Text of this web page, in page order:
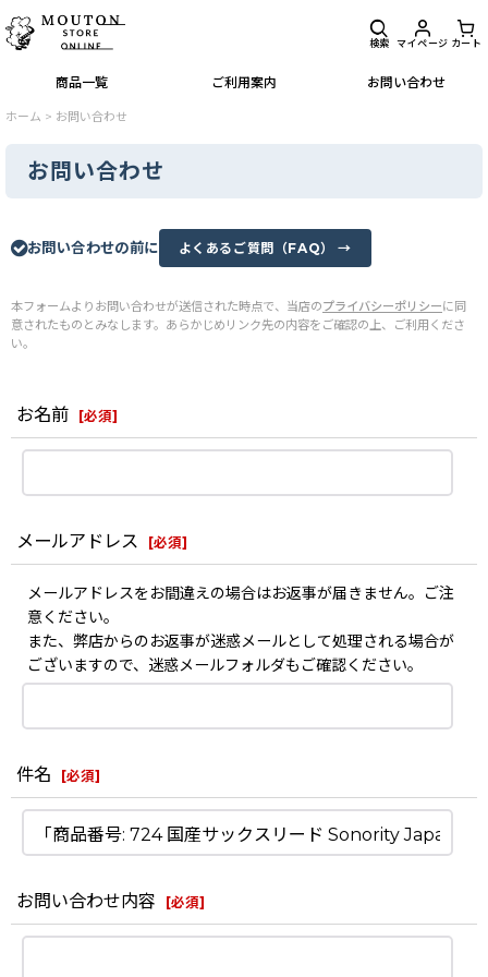
商品一覧 ご利用案内 お問い合わせ
検索 マイページ カート
ホーム > お問い合わせ
お問い合わせ
お問い合わせの前に よくあるご質問（FAQ） →
本フォームよりお問い合わせが送信された時点で、当店のプライバシーポリシーに同
意されたものとみなします。あらかじめリンク先の内容をご確認の上、ご利用くださ
い。
お名前 [必須]
メールアドレス [必須]
メールアドレスをお間違えの場合はお返事が届きません。ご注
意ください。
また、弊店からのお返事が迷惑メールとして処理される場合が
ございますので、迷惑メールフォルダもご確認ください。
件名 [必須]
お問い合わせ内容 [必須]